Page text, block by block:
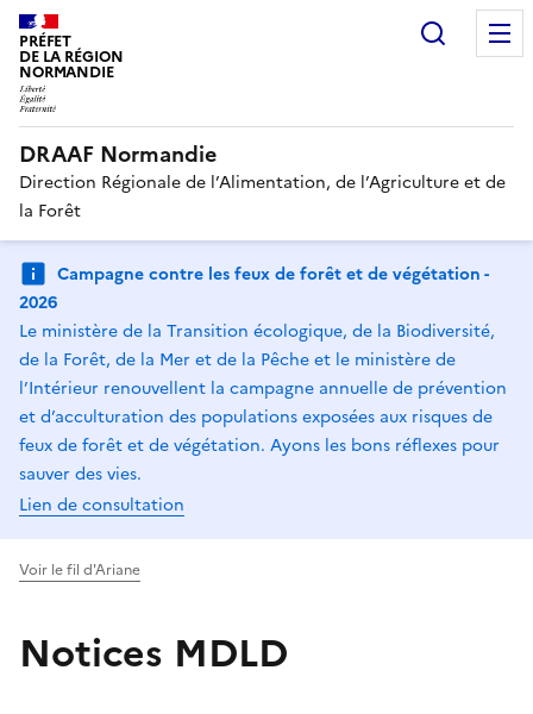
PRÉFET
DE LA RÉGION
NORMANDIE
DRAAF Normandie
Direction Régionale de l’Alimentation, de l’Agriculture et de
la Forêt
Campagne contre les feux de forêt et de végétation -
2026
Le ministère de la Transition écologique, de la Biodiversité,
de la Forêt, de la Mer et de la Pêche et le ministère de
l’Intérieur renouvellent la campagne annuelle de prévention
et d’acculturation des populations exposées aux risques de
feux de forêt et de végétation. Ayons les bons réflexes pour
sauver des vies.
Lien de consultation
Voir le fil d'Ariane
Notices MDLD